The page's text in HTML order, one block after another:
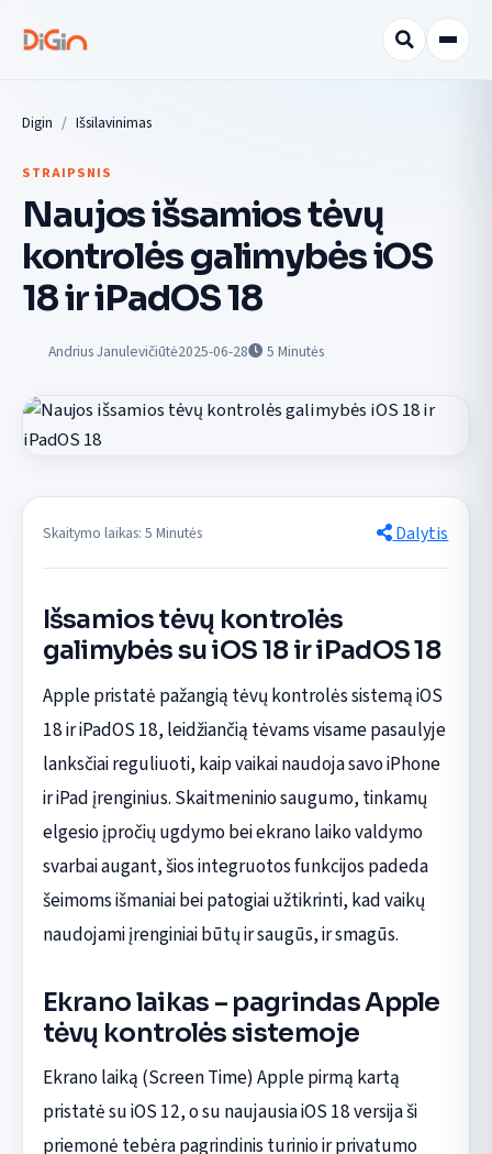
Digin Išsilavinimas
STRAIPSNIS
Naujos išsamios tėvų
kontrolės galimybės iOS
18 ir iPadOS 18
Andrius Janulevičiūtė2025-06-28 5 Minutės
Skaitymo laikas: 5 Minutės Dalytis
Išsamios tėvų kontrolės
galimybės su iOS 18 ir iPadOS 18
Apple pristatė pažangią tėvų kontrolės sistemą iOS
18 ir iPadOS 18, leidžiančią tėvams visame pasaulyje
lanksčiai reguliuoti, kaip vaikai naudoja savo iPhone
ir iPad įrenginius. Skaitmeninio saugumo, tinkamų
elgesio įpročių ugdymo bei ekrano laiko valdymo
svarbai augant, šios integruotos funkcijos padeda
šeimoms išmaniai bei patogiai užtikrinti, kad vaikų
naudojami įrenginiai būtų ir saugūs, ir smagūs.
Ekrano laikas – pagrindas Apple
tėvų kontrolės sistemoje
Ekrano laiką (Screen Time) Apple pirmą kartą
pristatė su iOS 12, o su naujausia iOS 18 versija ši
priemonė tebėra pagrindinis turinio ir privatumo